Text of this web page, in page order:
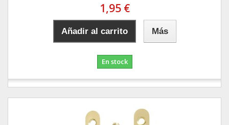
1,95 €
Añadir al carrito Más
En stock